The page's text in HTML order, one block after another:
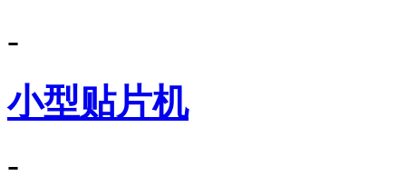
-
小型贴片机
-